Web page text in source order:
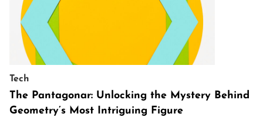
Tech
The Pantagonar: Unlocking the Mystery Behind
Geometry’s Most Intriguing Figure